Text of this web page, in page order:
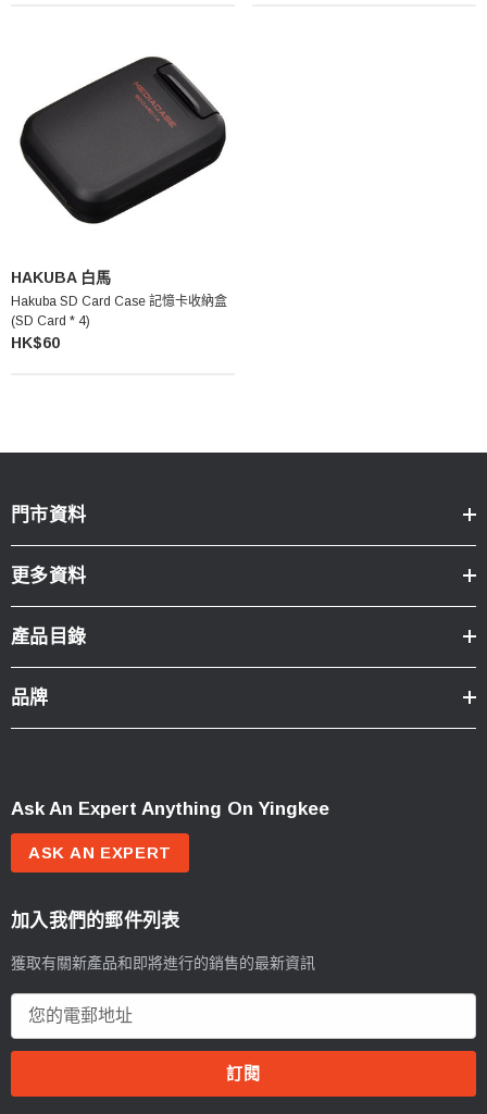
HAKUBA 白馬
Hakuba SD Card Case 記憶卡收納盒
(SD Card * 4)
HK$60
門市資料
更多資料
產品目錄
品牌
Ask An Expert Anything On Yingkee
ASK AN EXPERT
加入我們的郵件列表
獲取有關新產品和即將進行的銷售的最新資訊
郵